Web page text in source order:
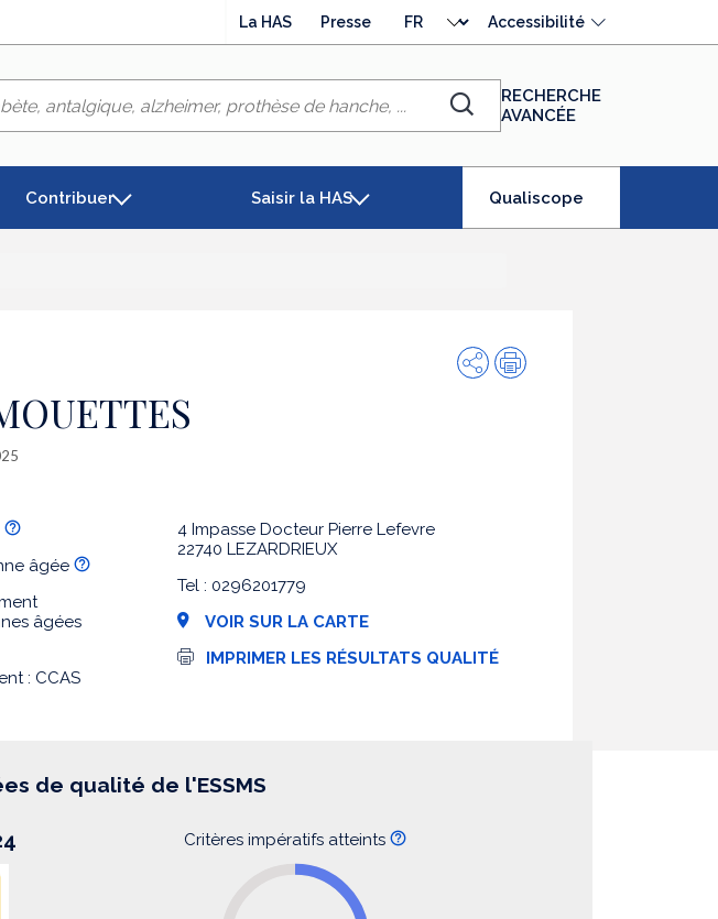
La HAS Presse
langue
Accessibilité
Chercher
RECHERCHE
AVANCÉE
Contribuer Saisir la HAS Qualiscope
PartagerImpression
âgée
âgées
: CCAS
4 Impasse Docteur Pierre Lefevre
22740 LEZARDRIEUX
Tel : 0296201779
VOIR SUR LA CARTE
I
o
IMPRIMER LES RÉSULTATS QUALITÉ
de qualité de l'ESSMS
Critères impératifs atteints